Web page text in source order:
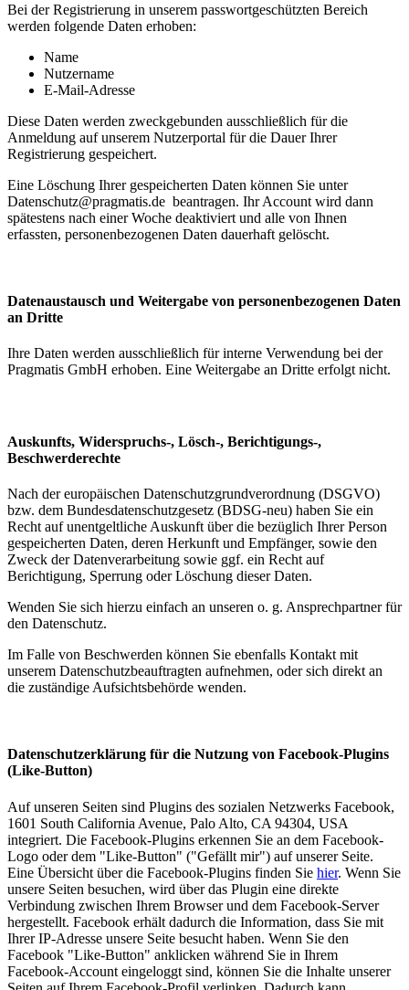
Bei der Registrierung in unserem passwortgeschützten Bereich
werden folgende Daten erhoben:
Name
Nutzername
E-Mail-Adresse
Diese Daten werden zweckgebunden ausschließlich für die
Anmeldung auf unserem Nutzerportal für die Dauer Ihrer
Registrierung gespeichert.
Eine Löschung Ihrer gespeicherten Daten können Sie unter
Datenschutz@pragmatis.de beantragen. Ihr Account wird dann
spätestens nach einer Woche deaktiviert und alle von Ihnen
erfassten, personenbezogenen Daten dauerhaft gelöscht.
Datenaustausch und Weitergabe von personenbezogenen Daten
an Dritte
Ihre Daten werden ausschließlich für interne Verwendung bei der
Pragmatis GmbH erhoben. Eine Weitergabe an Dritte erfolgt nicht.
Auskunfts, Widerspruchs-, Lösch-, Berichtigungs-,
Beschwerderechte
Nach der europäischen Datenschutzgrundverordnung (DSGVO)
bzw. dem Bundesdatenschutzgesetz (BDSG-neu) haben Sie ein
Recht auf unentgeltliche Auskunft über die bezüglich Ihrer Person
gespeicherten Daten, deren Herkunft und Empfänger, sowie den
Zweck der Datenverarbeitung sowie ggf. ein Recht auf
Berichtigung, Sperrung oder Löschung dieser Daten.
Wenden Sie sich hierzu einfach an unseren o. g. Ansprechpartner für
den Datenschutz.
Im Falle von Beschwerden können Sie ebenfalls Kontakt mit
unserem Datenschutzbeauftragten aufnehmen, oder sich direkt an
die zuständige Aufsichtsbehörde wenden.
Datenschutzerklärung für die Nutzung von Facebook-Plugins
(Like-Button)
Auf unseren Seiten sind Plugins des sozialen Netzwerks Facebook,
1601 South California Avenue, Palo Alto, CA 94304, USA
integriert. Die Facebook-Plugins erkennen Sie an dem Facebook-
Logo oder dem "Like-Button" ("Gefällt mir") auf unserer Seite.
Eine Übersicht über die Facebook-Plugins finden Sie hier. Wenn Sie
unsere Seiten besuchen, wird über das Plugin eine direkte
Verbindung zwischen Ihrem Browser und dem Facebook-Server
hergestellt. Facebook erhält dadurch die Information, dass Sie mit
Ihrer IP-Adresse unsere Seite besucht haben. Wenn Sie den
Facebook "Like-Button" anklicken während Sie in Ihrem
Facebook-Account eingeloggt sind, können Sie die Inhalte unserer